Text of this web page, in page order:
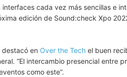
cada vez más sencillas e
edición de Sound:check Xpo
en Over the Tech el buen
“El intercambio presencial entre
como este”.